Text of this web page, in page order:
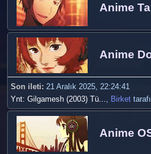
Anime
Anime
Son ileti: 21 Aralık 2025, 22:24:41
Ynt: Gilgamesh (2003) Tü..., Birket
Anime